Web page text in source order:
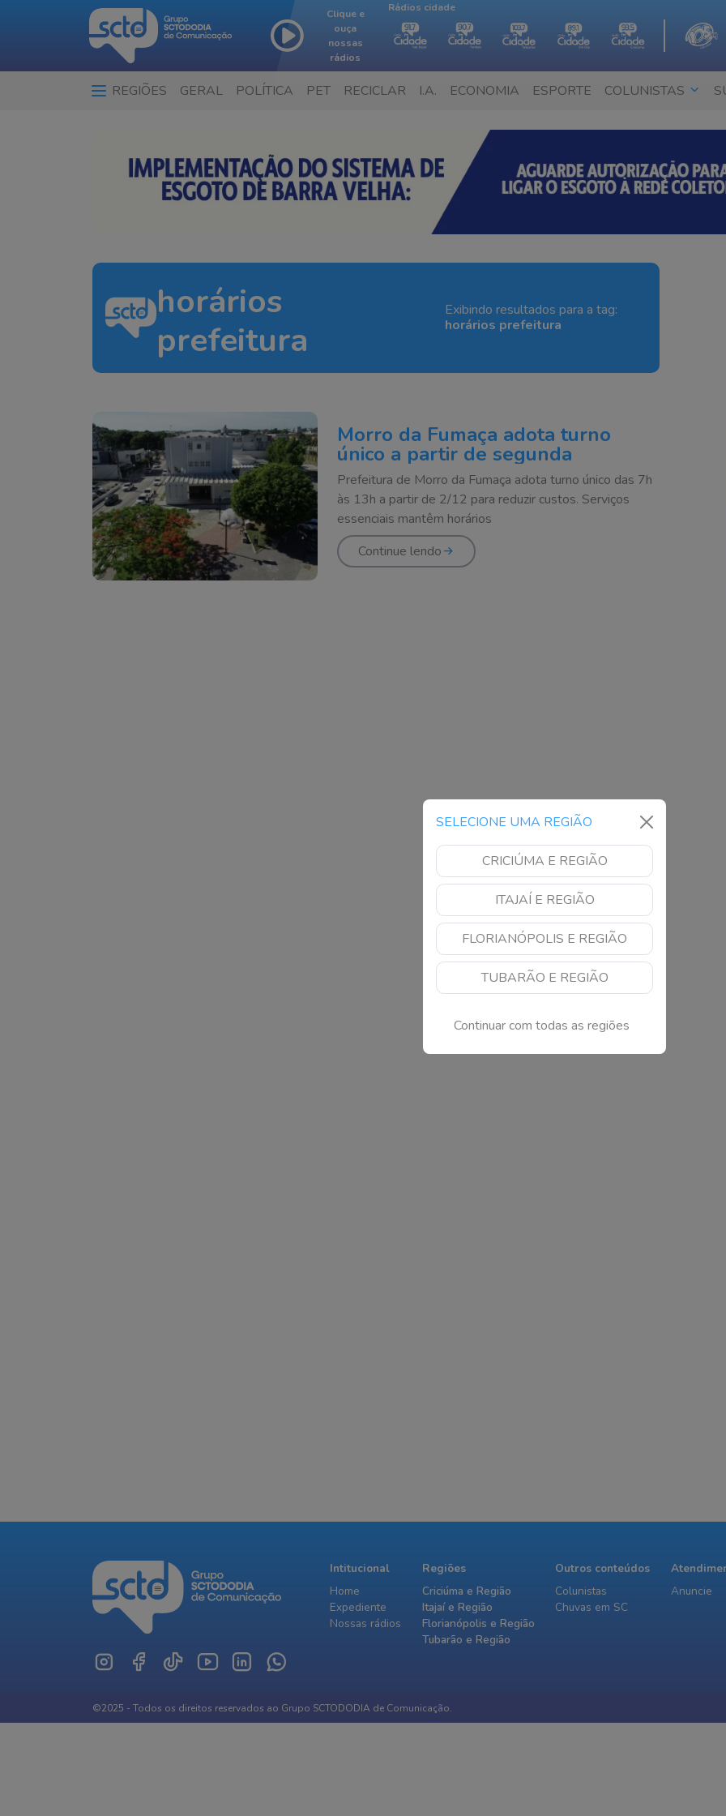
Clique e
ouça
nossas
rádios
Rádios cidade
REGIÕES GERAL POLÍTICA PET RECICLAR I.A. ECONOMIA ESPORTE COLUNISTAS
SELECIONE UMA REGIÃO
CRICIÚMA E REGIÃO
ITAJAÍ E REGIÃO
FLORIANÓPOLIS E REGIÃO
TUBARÃO E REGIÃO
Continuar com todas as regiões
horários
prefeitura
Exibindo resultados para a tag:
horários prefeitura
Morro da Fumaça adota turno
único a partir de segunda
Prefeitura de Morro da Fumaça adota turno único das 7h
às 13h a partir de 2/12 para reduzir custos. Serviços
essenciais mantêm horários
Continue lendo
Intitucional
Home
Expediente
Nossas rádios
Regiões
Criciúma e Região
Itajaí e Região
Florianópolis e Região
Tubarão e Região
Outros conteúdos
Colunistas
Chuvas em SC
Anuncie
©2025 - Todos os direitos reservados ao Grupo SCTODODIA de Comunicação.